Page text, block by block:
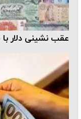
نشینی دلار با